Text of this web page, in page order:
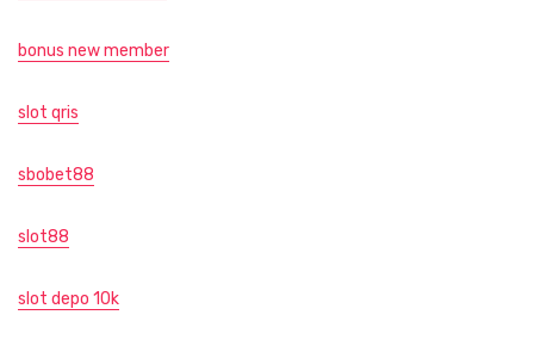
bonus new member
slot qris
sbobet88
slot88
slot depo 10k